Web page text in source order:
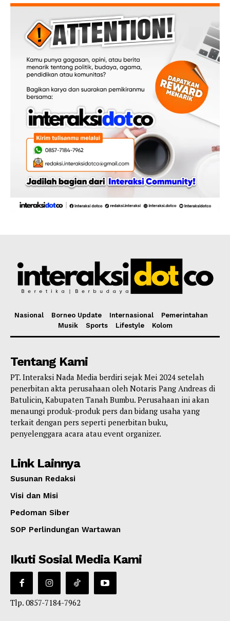
Nasional Borneo Update Internasional
Pemerintahan
Musik
Sports Lifestyle Kolom
Tentang Kami
PT. Interaksi Nada Media berdiri sejak Mei 2024 setelah
penerbitan akta perusahaan oleh Notaris Pang Andreas di
Batulicin, Kabupaten Tanah Bumbu. Perusahaan ini akan
menaungi produk-produk pers dan bidang usaha yang
terkait dengan pers seperti penerbitan buku,
penyelenggara acara atau event organizer.
Link Lainnya
Susunan Redaksi
Visi dan Misi
Pedoman Siber
SOP Perlindungan Wartawan
Ikuti Sosial Media Kami
Tlp. 0857-7184-7962